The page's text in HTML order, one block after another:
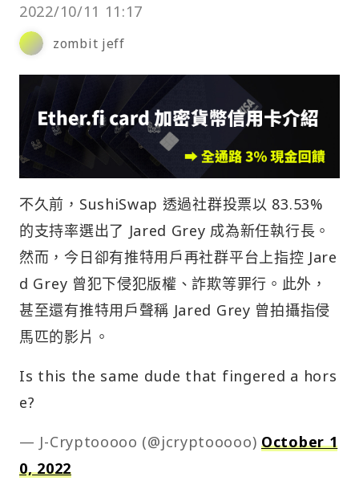
2022/10/11 11:17
zombit jeff
不久前，SushiSwap 透過社群投票以 83.53%
的支持率選出了 Jared Grey 成為新任執行長。
然而，今日卻有推特用戶再社群平台上指控 Jare
d Grey 曾犯下侵犯版權、詐欺等罪行。此外，
甚至還有推特用戶聲稱 Jared Grey 曾拍攝指侵
馬匹的影片。
Is this the same dude that fingered a hors
e?
— J-Cryptooooo (@jcryptooooo) October 1
0, 2022